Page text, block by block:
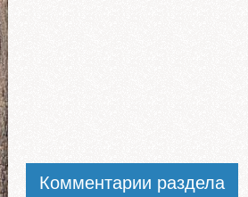
Комментарии раздела